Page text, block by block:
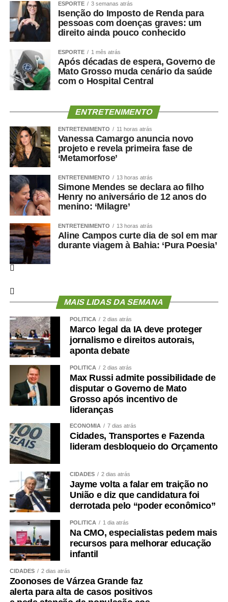
Cezinha da Econ
Wellington WG
COMENTE ABAIXO:
WhatsApp
Facebook
Twitter
Messenger
LinkedIn
Share
ESPORTE 3 semanas atrás
Isenção do Imposto de Renda para
pessoas com doenças graves: um
direito ainda pouco conhecido
ESPORTE 1 mês atrás
Após décadas de espera, Governo de
Mato Grosso muda cenário da saúde
com o Hospital Central
ENTRETENIMENTO
ENTRETENIMENTO 11 horas atrás
Vanessa Camargo anuncia novo
projeto e revela primeira fase de
‘Metamorfose’
ENTRETENIMENTO 13 horas atrás
Simone Mendes se declara ao filho
Henry no aniversário de 12 anos do
menino: ‘Milagre’
ENTRETENIMENTO 13 horas atrás
Aline Campos curte dia de sol em mar
durante viagem à Bahia: ‘Pura Poesia’
MAIS LIDAS DA SEMANA
POLÍTICA 2 dias atrás
Marco legal da IA deve proteger
jornalismo e direitos autorais,
aponta debate
POLÍTICA 2 dias atrás
Max Russi admite possibilidade de
disputar o Governo de Mato
Grosso após incentivo de
lideranças
ECONOMIA 7 dias atrás
Cidades, Transportes e Fazenda
lideram desbloqueio do Orçamento
CIDADES 2 dias atrás
Jayme volta a falar em traição no
União e diz que candidatura foi
derrotada pelo “poder econômico”
POLÍTICA 1 dia atrás
Na CMO, especialistas pedem mais
recursos para melhorar educação
infantil
CIDADES 2 dias atrás
Zoonoses de Várzea Grande faz
alerta para alta de casos positivos